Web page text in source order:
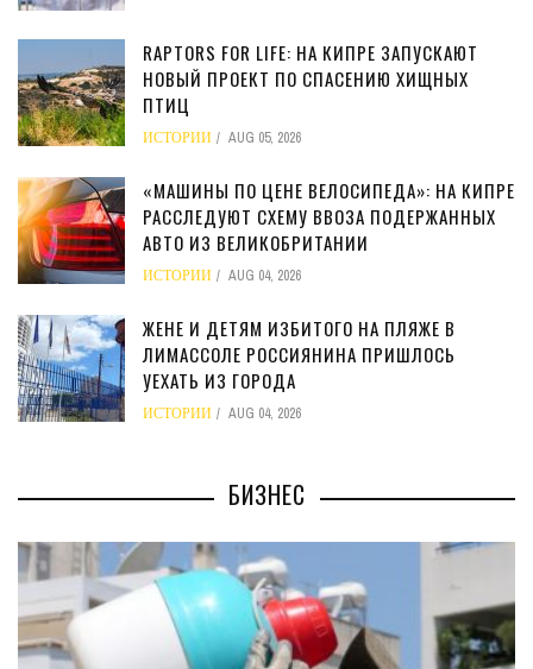
RAPTORS FOR LIFE: НА КИПРЕ ЗАПУСКАЮТ
НОВЫЙ ПРОЕКТ ПО СПАСЕНИЮ ХИЩНЫХ
ПТИЦ
ИСТОРИИ AUG 05, 2026
«МАШИНЫ ПО ЦЕНЕ ВЕЛОСИПЕДА»: НА КИПРЕ
РАССЛЕДУЮТ СХЕМУ ВВОЗА ПОДЕРЖАННЫХ
АВТО ИЗ ВЕЛИКОБРИТАНИИ
ИСТОРИИ AUG 04, 2026
ЖЕНЕ И ДЕТЯМ ИЗБИТОГО НА ПЛЯЖЕ В
ЛИМАССОЛЕ РОССИЯНИНА ПРИШЛОСЬ
УЕХАТЬ ИЗ ГОРОДА
ИСТОРИИ AUG 04, 2026
БИЗНЕС